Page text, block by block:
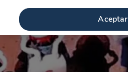
Aceptar